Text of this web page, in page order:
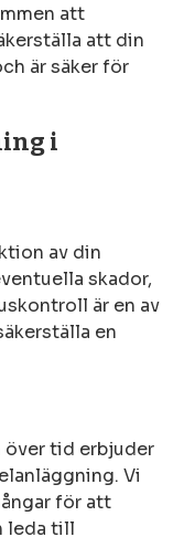
att
att din
är säker för
i
av din
skador,
är en av
en
över tid erbjuder
Vi
för att
leda till